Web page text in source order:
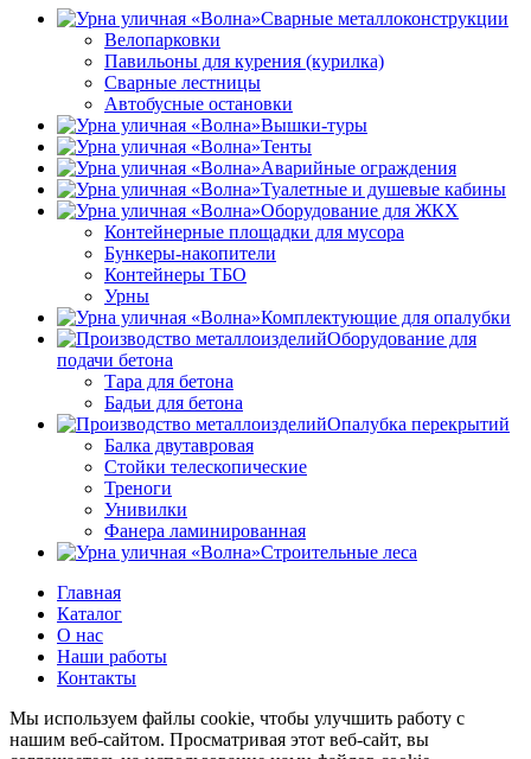
Сварные металлоконструкции
Велопарковки
Павильоны для курения (курилка)
Сварные лестницы
Автобусные остановки
Вышки-туры
Тенты
Аварийные ограждения
Туалетные и душевые кабины
Оборудование для ЖКХ
Контейнерные площадки для мусора
Бункеры-накопители
Контейнеры ТБО
Урны
Комплектующие для опалубки
Оборудование для
подачи бетона
Тара для бетона
Бадьи для бетона
Опалубка перекрытий
Балка двутавровая
Стойки телескопические
Треноги
Унивилки
Фанера ламинированная
Строительные леса
Главная
Каталог
О нас
Наши работы
Контакты
Мы используем файлы cookie, чтобы улучшить работу с
нашим веб-сайтом. Просматривая этот веб-сайт, вы